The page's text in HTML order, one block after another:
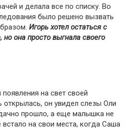
и делала все по списку. Во
было решено вызвать
Игорь хотел остаться с
она просто выгнала своего
на свет своей
он увидел слезы Оли
прошло, а еще малышка не
встало на свои места, когда Саша